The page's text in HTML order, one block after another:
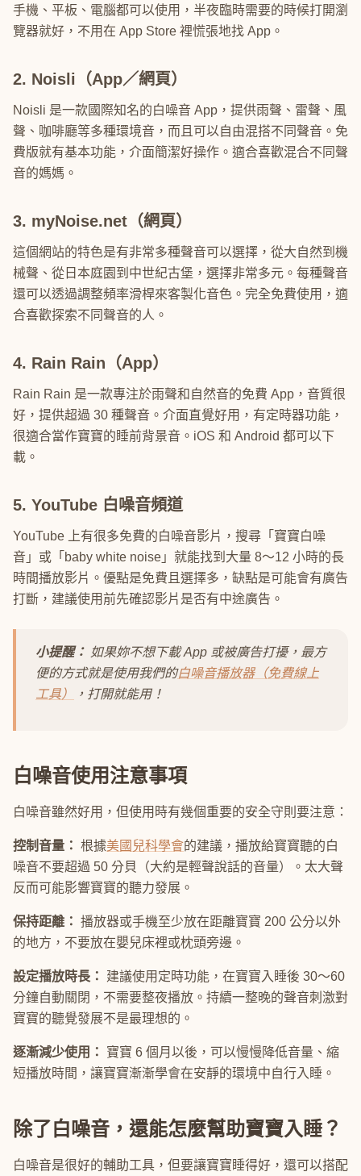
手機、平板、電腦都可以使用，半夜臨時需要的時候打開瀏
覽器就好，不用在 App Store 裡慌張地找 App。
2. Noisli（App／網頁）
Noisli 是一款國際知名的白噪音 App，提供雨聲、雷聲、風
聲、咖啡廳等多種環境音，而且可以自由混搭不同聲音。免
費版就有基本功能，介面簡潔好操作。適合喜歡混合不同聲
音的媽媽。
3. myNoise.net（網頁）
這個網站的特色是有非常多種聲音可以選擇，從大自然到機
械聲、從日本庭園到中世紀古堡，選擇非常多元。每種聲音
還可以透過調整頻率滑桿來客製化音色。完全免費使用，適
合喜歡探索不同聲音的人。
4. Rain Rain（App）
Rain Rain 是一款專注於雨聲和自然音的免費 App，音質很
好，提供超過 30 種聲音。介面直覺好用，有定時器功能，
很適合當作寶寶的睡前背景音。iOS 和 Android 都可以下
載。
5. YouTube 白噪音頻道
YouTube 上有很多免費的白噪音影片，搜尋「寶寶白噪
音」或「baby white noise」就能找到大量 8～12 小時的長
時間播放影片。優點是免費且選擇多，缺點是可能會有廣告
打斷，建議使用前先確認影片是否有中途廣告。
小提醒： 如果妳不想下載 App 或被廣告打擾，最方
便的方式就是使用我們的白噪音播放器（免費線上
工具）
，打開就能用！
白噪音使用注意事項
白噪音雖然好用，但使用時有幾個重要的安全守則要注意：
控制音量： 根據美國兒科學會的建議，播放給寶寶聽的白
噪音不要超過 50 分貝（大約是輕聲說話的音量）。太大聲
反而可能影響寶寶的聽力發展。
保持距離： 播放器或手機至少放在距離寶寶 200 公分以外
的地方，不要放在嬰兒床裡或枕頭旁邊。
設定播放時長：
建議使用定時功能，在寶寶入睡後 30～60
分鐘自動關閉，不需要整夜播放。持續一整晚的聲音刺激對
寶寶的聽覺發展不是最理想的。
逐漸減少使用：
寶寶 6 個月以後，可以慢慢降低音量、縮
短播放時間，讓寶寶漸漸學會在安靜的環境中自行入睡。
除了白噪音，還能怎麼幫助寶寶入睡？
白噪音是很好的輔助工具，但要讓寶寶睡得好，還可以搭配